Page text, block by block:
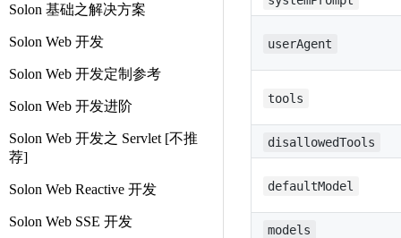
Solon 基础之解决方案
Solon Web 开发
Solon Web 开发定制参考
Solon Web 开发进阶
Solon Web 开发之 Servlet [不推
荐]
Solon Web Reactive 开发
Solon Web SSE 开发
userAgent
tools
disallowedTools
defaultModel
models